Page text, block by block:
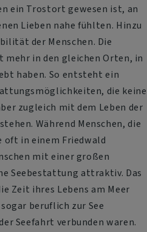
ein Trostort gewesen ist, an
Lieben nahe fühlten. Hinzu
der Menschen. Die
in den gleichen Orten, in
haben. So entsteht ein
die keine
zugleich mit dem Leben der
Während Menschen, die
oft in einem Friedwald
mit einer großen
Seebestattung attraktiv. Das
Zeit ihres Lebens am Meer
beruflich zur See
Seefahrt verbunden waren.